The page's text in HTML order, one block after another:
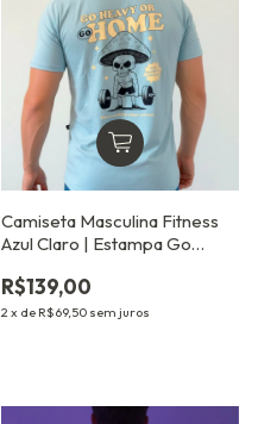
Camiseta Masculina Fitness
Azul Claro | Estampa Go
R$139,00
2 x de R$69,50 sem juros